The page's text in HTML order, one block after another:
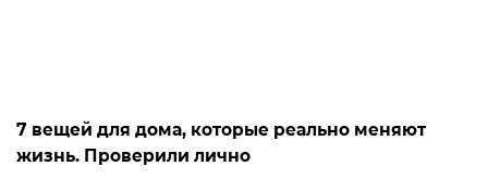
7 вещей для дома, которые реально меняют
жизнь. Проверили лично